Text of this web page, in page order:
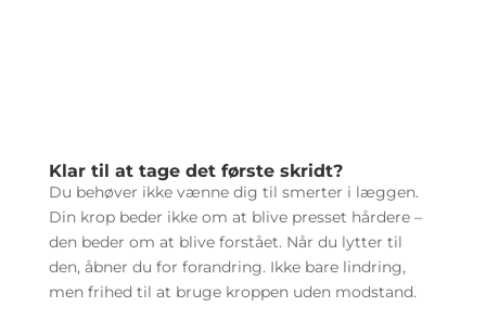
Klar til at tage det første skridt?
Du behøver ikke vænne dig til smerter i læggen.
Din krop beder ikke om at blive presset hårdere –
den beder om at blive forstået. Når du lytter til
den, åbner du for forandring. Ikke bare lindring,
men frihed til at bruge kroppen uden modstand.